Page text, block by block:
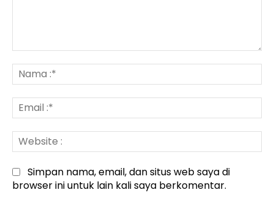
:*
:*
:
Simpan nama, email, dan situs web saya di
browser ini untuk lain kali saya berkomentar.